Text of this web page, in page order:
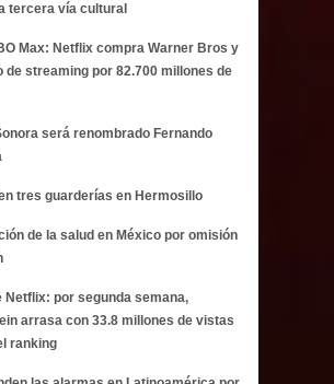
tercera vía cultural
Max: Netflix compra Warner Bros y
de streaming por 82.700 millones de
será renombrado Fernando
tres guarderías en Hermosillo
de la salud en México por omisión
Netflix: por segunda semana,
arrasa con 33.8 millones de vistas
ranking